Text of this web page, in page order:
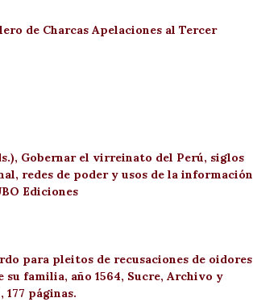
de Charcas Apelaciones al Tercer
Gobernar el virreinato del Perú, siglos
redes de poder y usos de la información
Ediciones
para pleitos de recusaciones de oidores
familia, año 1564, Sucre, Archivo y
páginas.